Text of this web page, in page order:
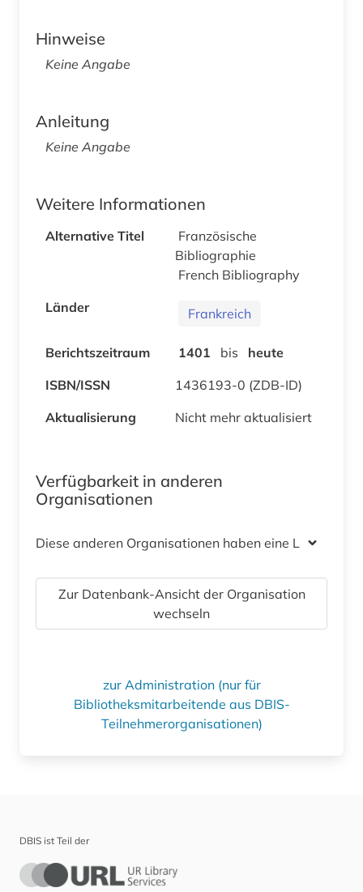
Hinweise
Keine Angabe
Anleitung
Keine Angabe
Weitere Informationen
Alternative Titel
Französische
Bibliographie
French Bibliography
Länder
Frankreich
Berichtszeitraum 1401 bis
heute
ISBN/ISSN
1436193-0 (ZDB-ID)
Aktualisierung
Nicht mehr aktualisiert
Verfügbarkeit in anderen
Organisationen
Diese anderen Organisationen haben eine Lizenz
Zur Datenbank-Ansicht der Organisation
wechseln
zur Administration (nur für
Bibliotheksmitarbeitende aus DBIS-
Teilnehmerorganisationen)
DBIS ist Teil der